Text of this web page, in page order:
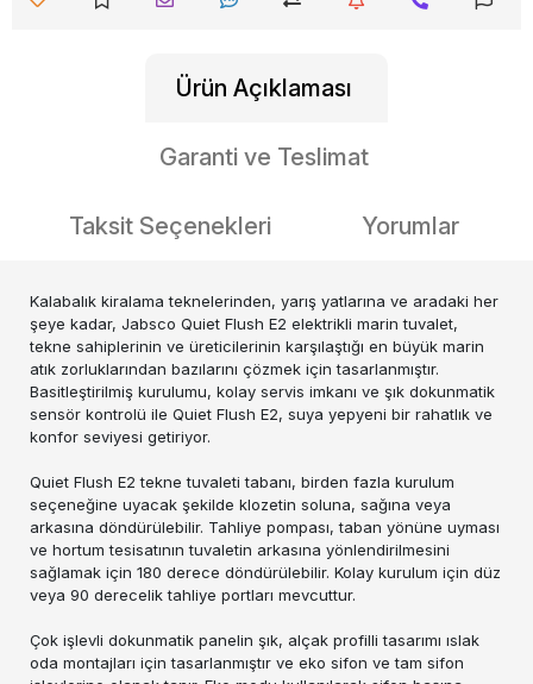
Ürün Açıklaması
Garanti ve Teslimat
Taksit Seçenekleri Yorumlar
Kalabalık kiralama teknelerinden, yarış yatlarına ve aradaki her
şeye kadar, Jabsco Quiet Flush E2 elektrikli marin tuvalet,
tekne sahiplerinin ve üreticilerinin karşılaştığı en büyük marin
atık zorluklarından bazılarını çözmek için tasarlanmıştır.
Basitleştirilmiş kurulumu, kolay servis imkanı ve şık dokunmatik
sensör kontrolü ile Quiet Flush E2, suya yepyeni bir rahatlık ve
konfor seviyesi getiriyor.
Quiet Flush E2 tekne tuvaleti tabanı, birden fazla kurulum
seçeneğine uyacak şekilde klozetin soluna, sağına veya
arkasına döndürülebilir. Tahliye pompası, taban yönüne uyması
ve hortum tesisatının tuvaletin arkasına yönlendirilmesini
sağlamak için 180 derece döndürülebilir. Kolay kurulum için düz
veya 90 derecelik tahliye portları mevcuttur.
Çok işlevli dokunmatik panelin şık, alçak profilli tasarımı ıslak
oda montajları için tasarlanmıştır ve eko sifon ve tam sifon